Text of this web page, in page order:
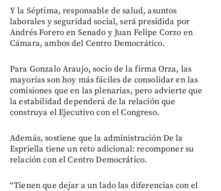
Y la Séptima, responsable de salud, asuntos
laborales y seguridad social, será presidida por
Andrés Forero en Senado y Juan Felipe Corzo en
Cámara, ambos del Centro Democrático.
Para Gonzalo Araujo, socio de la firma Orza, las
mayorías son hoy más fáciles de consolidar en las
comisiones que en las plenarias, pero advierte que
la estabilidad dependerá de la relación que
construya el Ejecutivo con el Congreso.
Además, sostiene que la administración De la
Espriella tiene un reto adicional: recomponer su
relación con el Centro Democrático.
“Tienen que dejar a un lado las diferencias con el